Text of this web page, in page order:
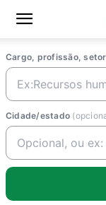
Cargo, profissão,
Cidade/estado